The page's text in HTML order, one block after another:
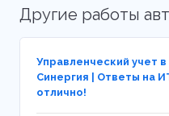
Другие работы
Управленческий учет в
Синергия | Ответы на
отлично!